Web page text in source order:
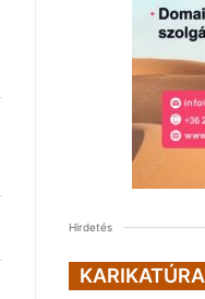
Hirdetés
KARIKATÚRA